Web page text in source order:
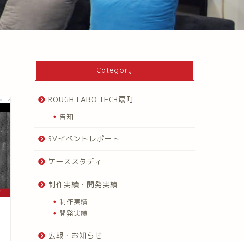
Category
ROUGH LABO TECH扇町
告知
SVイベントレポート
ケーススタディ
制作実績・開発実績
制作実績
開発実績
広報・お知らせ